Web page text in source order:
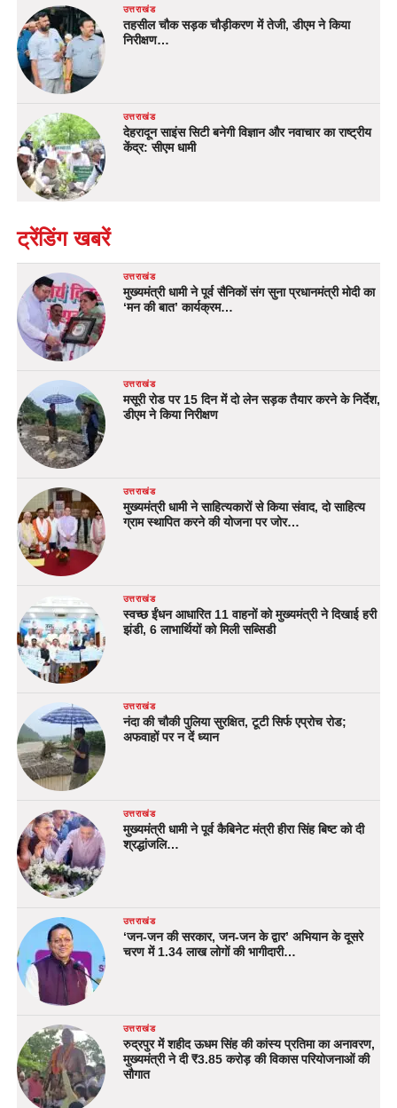
उत्तराखंड
तहसील चौक सड़क चौड़ीकरण में तेजी, डीएम ने किया
निरीक्षण…
उत्तराखंड
देहरादून साइंस सिटी बनेगी विज्ञान और नवाचार का राष्ट्रीय
केंद्र: सीएम धामी
ट्रेंडिंग खबरें
उत्तराखंड
मुख्यमंत्री धामी ने पूर्व सैनिकों संग सुना प्रधानमंत्री मोदी का
‘मन की बात’ कार्यक्रम…
उत्तराखंड
मसूरी रोड पर 15 दिन में दो लेन सड़क तैयार करने के निर्देश,
डीएम ने किया निरीक्षण
उत्तराखंड
मुख्यमंत्री धामी ने साहित्यकारों से किया संवाद, दो साहित्य
ग्राम स्थापित करने की योजना पर जोर…
उत्तराखंड
स्वच्छ ईंधन आधारित 11 वाहनों को मुख्यमंत्री ने दिखाई हरी
झंडी, 6 लाभार्थियों को मिली सब्सिडी
उत्तराखंड
नंदा की चौकी पुलिया सुरक्षित, टूटी सिर्फ एप्रोच रोड;
अफवाहों पर न दें ध्यान
उत्तराखंड
मुख्यमंत्री धामी ने पूर्व कैबिनेट मंत्री हीरा सिंह बिष्ट को दी
श्रद्धांजलि…
उत्तराखंड
‘जन-जन की सरकार, जन-जन के द्वार’ अभियान के दूसरे
चरण में 1.34 लाख लोगों की भागीदारी…
उत्तराखंड
रुद्रपुर में शहीद ऊधम सिंह की कांस्य प्रतिमा का अनावरण,
मुख्यमंत्री ने दी ₹3.85 करोड़ की विकास परियोजनाओं की
सौगात